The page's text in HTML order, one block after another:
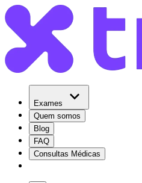
Exames
Quem somos
Blog
FAQ
Consultas Médicas